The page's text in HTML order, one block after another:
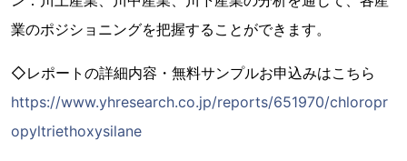
業のポジショニングを把握することができます。
◇レポートの詳細内容・無料サンプルお申込みはこちら
https://www.yhresearch.co.jp/reports/651970/chloropr
opyltriethoxysilane